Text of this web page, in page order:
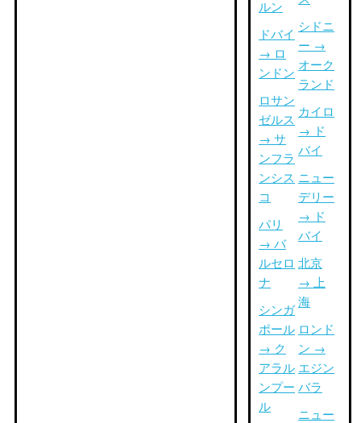
ルン
ドバイ
→ ロ
ンドン
ロサン
ゼルス
→ サ
ンフラ
ンシス
コ
パリ
→ バ
ルセロ
ナ
シンガ
ポール
→ ク
アラル
ンプー
ル
シドニ
ー →
オーク
ランド
カイロ
→ ド
バイ
ニュー
デリー
→ ド
バイ
北京
→ 上
海
ロンド
ン →
エジン
バラ
ニュー